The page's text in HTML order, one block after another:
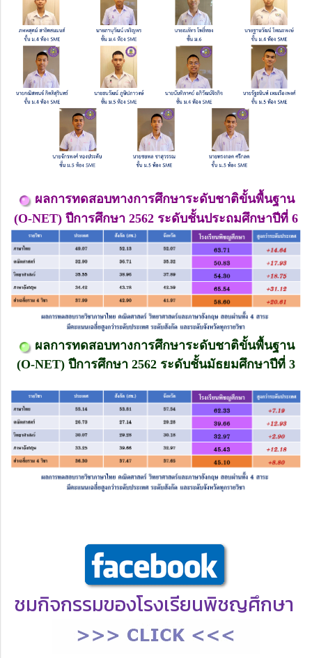
ผลการทดสอบทางการศึกษาระดับชาติขั้นพื้นฐาน
(O-NET) ปีการศึกษา 2562 ระดับชั้นประถมศึกษาปีที่ 6
ผลการทดสอบทางการศึกษาระดับชาติขั้นพื้นฐาน
(O-NET) ปีการศึกษา 2562 ระดับชั้นมัธยมศึกษาปีที่ 3
ชมกิจกรรมของโรงเรียนพิชญศึกษา